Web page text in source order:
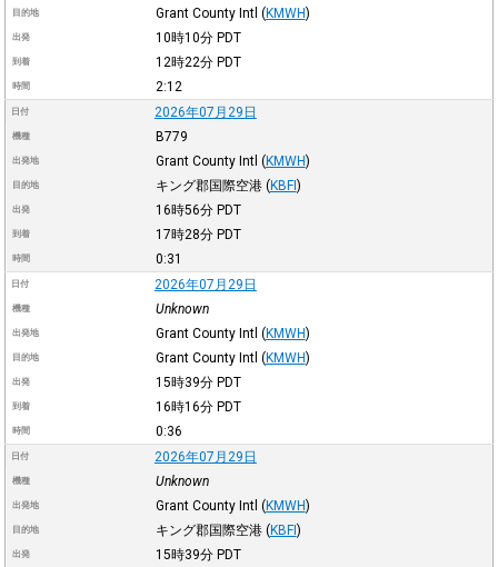
目的地 Grant County Intl (KMWH)
出発 10時10分 PDT
到着 12時22分 PDT
時間 2:12
日付 2026年07月29日
機種 B779
出発地 Grant County Intl (KMWH)
目的地 キング郡国際空港 (KBFI)
出発 16時56分 PDT
到着 17時28分 PDT
時間 0:31
日付 2026年07月29日
機種 Unknown
出発地 Grant County Intl (KMWH)
目的地 Grant County Intl (KMWH)
出発 15時39分 PDT
到着 16時16分 PDT
時間 0:36
日付 2026年07月29日
機種 Unknown
出発地 Grant County Intl (KMWH)
目的地 キング郡国際空港 (KBFI)
出発 15時39分 PDT